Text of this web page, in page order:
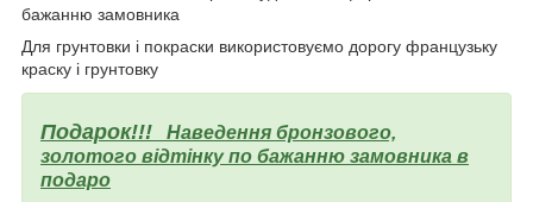
бажанню замовника
Для грунтовки і покраски використовуємо дорогу французьку
краску і грунтовку
Подарок!!!
Наведення бронзового,
золотого відтінку по бажанню замовника в
подаро